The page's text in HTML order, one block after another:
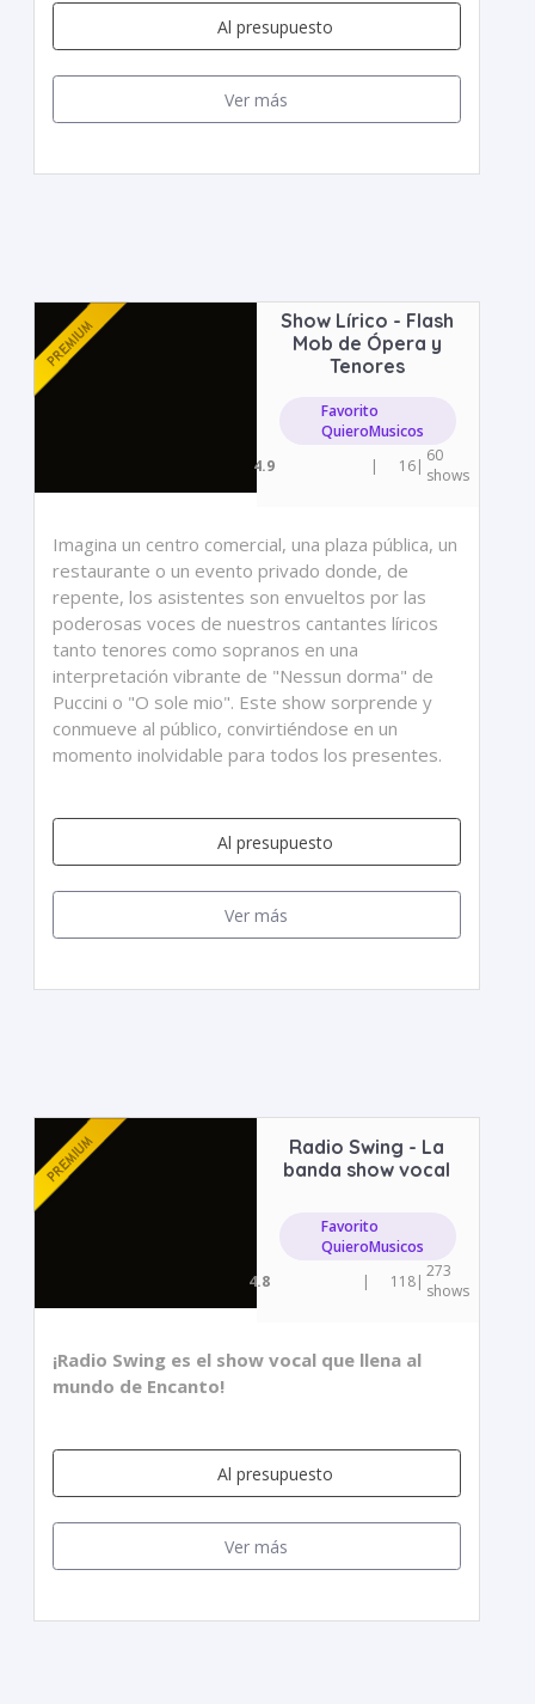
Al presupuesto
Ver más
Show Lírico - Flash
Mob de Ópera y
Tenores
Favorito
QuieroMusicos
4.9
| 16| 60
shows
Imagina un centro comercial, una plaza pública, un
restaurante o un evento privado donde, de
repente, los asistentes son envueltos por las
poderosas voces de nuestros cantantes líricos
tanto tenores como sopranos en una
interpretación vibrante de "Nessun dorma" de
Puccini o "O sole mio". Este show sorprende y
conmueve al público, convirtiéndose en un
momento inolvidable para todos los presentes.
Al presupuesto
Ver más
Radio Swing - La
banda show vocal
Favorito
QuieroMusicos
4.8
| 118| 273
shows
¡Radio Swing es el show vocal que llena al
mundo de Encanto!
Al presupuesto
Ver más